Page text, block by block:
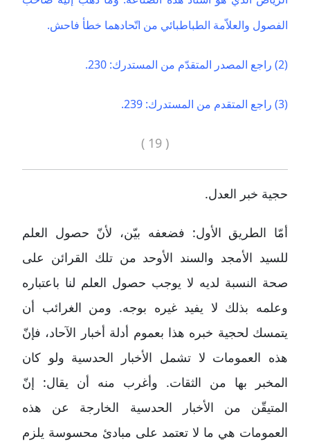
الفصول والعلاّمة الطباطبائي من اتّحادهما خطأ فاحش.
(2) راجع المصدر المتقدّم من المستدرك: 230.
(3) راجع المتقدم من المستدرك: 239.
( 19 )
حجية خبر العدل.
أمّا الطريق الأول: فضعفه بيّن، لأنّ حصول العلم
للسيد الأمجد والسند الأوحد من تلك القرائن على
صحة النسبة لديه لا يوجب حصول العلم لنا باعتباره
وعلمه بذلك لا يفيد غيره بوجه. ومن الغرائب أن
يتمسك لحجية خبره هذا بعموم أدلة أخبار الآحاد، فإنّ
هذه العمومات لا تشمل الأخبار الحدسية ولو كان
المخبر بها من الثقات. وأغرب منه أن يقال: إنّ
المتيقّن من الأخبار الحدسية الخارجة عن هذه
العمومات هي ما لا تعتمد على مبادئ محسوسة يلزم